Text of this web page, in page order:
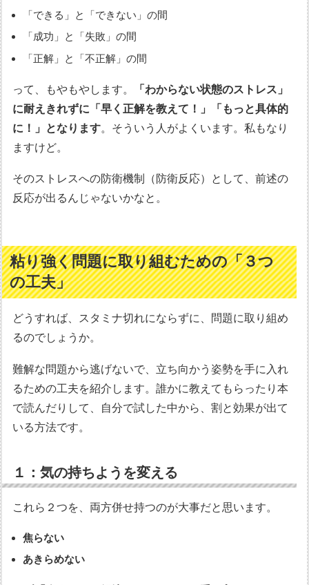
「できる」と「できない」の間
「成功」と「失敗」の間
「正解」と「不正解」の間
って、もやもやします。
「わからない状態のストレス」
に耐えきれずに「早く正解を教えて！」「もっと具体的
に！」となります。そういう人がよくいます。私もなり
ますけど。
そのストレスへの防衛機制（防衛反応）として、前述の
反応が出るんじゃないかなと。
粘り強く問題に取り組むための「３つ
の工夫」
どうすれば、スタミナ切れにならずに、問題に取り組め
るのでしょうか。
難解な問題から逃げないで、立ち向かう姿勢を手に入れ
るための工夫を紹介します。誰かに教えてもらったり本
で読んだりして、自分で試した中から、割と効果が出て
いる方法です。
１：気の持ちようを変える
これら２つを、両方併せ持つのが大事だと思います。
焦らない
あきらめない